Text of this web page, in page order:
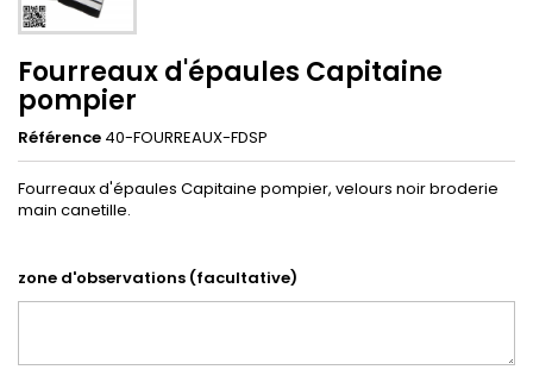
Fourreaux d'épaules Capitaine
pompier
Référence 40-FOURREAUX-FDSP
Fourreaux d'épaules Capitaine pompier, velours noir broderie
main canetille.
zone d'observations (facultative)